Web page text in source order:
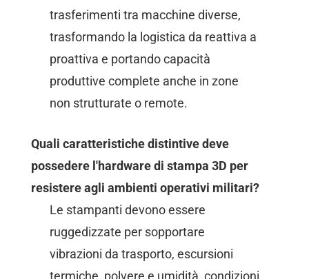
trasferimenti tra macchine diverse,
trasformando la logistica da reattiva a
proattiva e portando capacità
produttive complete anche in zone
non strutturate o remote.
Quali caratteristiche distintive deve
possedere l'hardware di stampa 3D per
resistere agli ambienti operativi militari?
Le stampanti devono essere
ruggedizzate per sopportare
vibrazioni da trasporto, escursioni
termiche, polvere e umidità, condizioni